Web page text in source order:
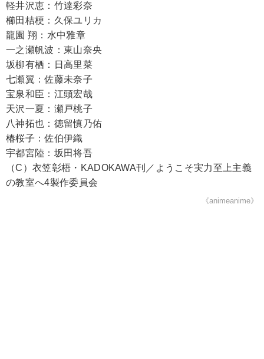
軽井沢恵：竹達彩奈
櫛田桔梗：久保ユリカ
龍園 翔：水中雅章
一之瀬帆波：東山奈央
坂柳有栖：日高里菜
七瀬翼：佐藤未奈子
宝泉和臣：江頭宏哉
天沢一夏：瀬戸桃子
八神拓也：徳留慎乃佑
椿桜子：佐伯伊織
宇都宮陸：坂田将吾
（C）衣笠彰梧・KADOKAWA刊／ようこそ実力至上主義
の教室へ4製作委員会
《animeanime》